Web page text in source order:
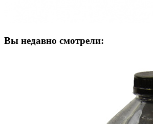
Вы недавно смотрели: